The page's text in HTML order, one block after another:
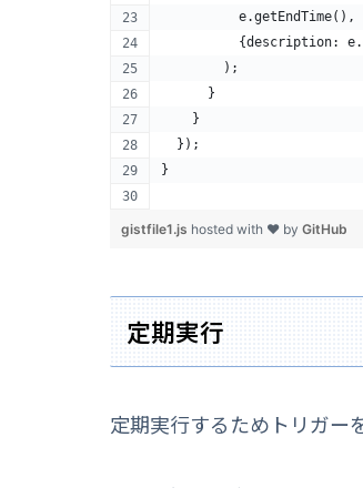
          e.getEndTime(),
{description:
        );
      }
    }
  });
}
gistfile1.js hosted with ❤ by GitHub
定期実行
定期実行するためトリガー